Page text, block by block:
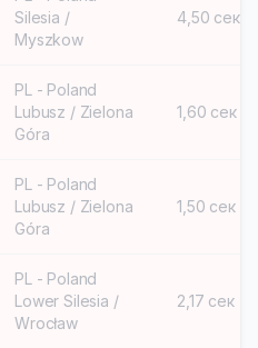
Silesia /
Myszkow
4,50 сек
PL - Poland
Lubusz / Zielona
Góra
1,60 сек
PL - Poland
Lubusz / Zielona
Góra
1,50 сек
PL - Poland
Lower Silesia /
Wrocław
2,17 сек